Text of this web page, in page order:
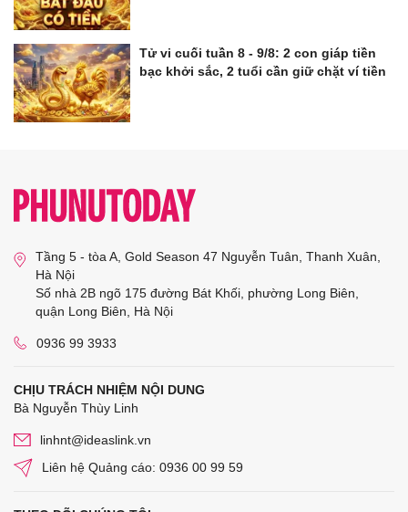
Tử vi cuối tuần 8 - 9/8: 2 con giáp tiền
bạc khởi sắc, 2 tuổi cần giữ chặt ví tiền
Tầng 5 - tòa A, Gold Season 47 Nguyễn Tuân, Thanh Xuân,
Hà Nội
Số nhà 2B ngõ 175 đường Bát Khối, phường Long Biên,
quận Long Biên, Hà Nội
0936 99 3933
CHỊU TRÁCH NHIỆM NỘI DUNG
Bà Nguyễn Thùy Linh
linhnt@ideaslink.vn
Liên hệ Quảng cáo: 0936 00 99 59